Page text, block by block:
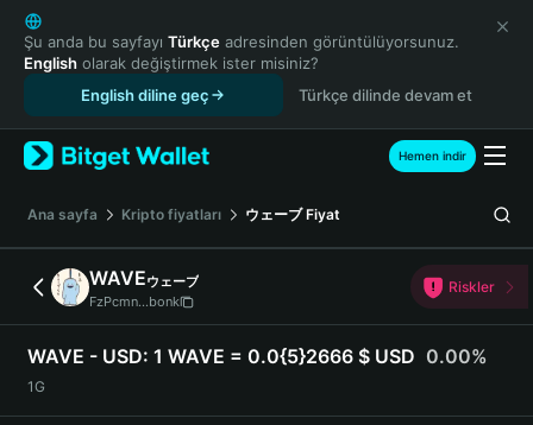
English
日本語
Tiếng Việt
Español (Latinoamérica)
Türkçe
Français
Deutsch
简体中文
繁體中文
Português (Portugal)
Bahasa Indonesia
ภาษาไทย
हिन्दी
Şu anda bu sayfayı Türkçe adresinden görüntülüyorsunuz.
English olarak değiştirmek ister misiniz?
English diline geç
Türkçe dilinde devam et
Hemen indir
Ana sayfa Kripto fiyatları ウェーブ Fiyat
WAVEウェーブ
FzPcmn...bonk
Riskler
WAVE - USD: 1 WAVE = 0.0{5}2666 $ USD 0.00%
1G